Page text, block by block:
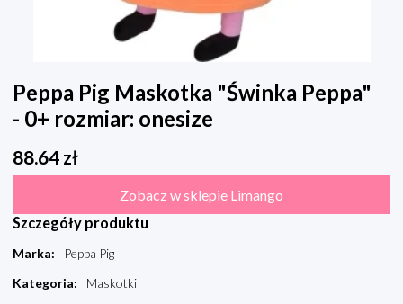
Peppa Pig Maskotka "Świnka Peppa"
- 0+ rozmiar: onesize
88.64 zł
Zobacz w sklepie Limango
Szczegóły produktu
Marka:
Peppa Pig
Kategoria:
Maskotki